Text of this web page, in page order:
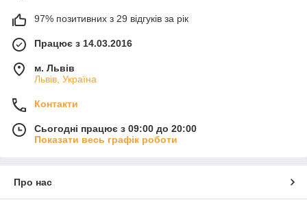
97% позитивних з 29 відгуків за рік
Працює з 14.03.2016
м. Львів
Львів, Україна
Контакти
Сьогодні працює з 09:00 до 20:00
Показати весь графік роботи
Про нас